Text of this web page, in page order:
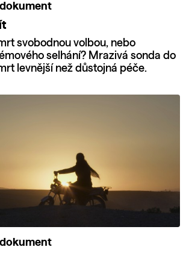
svobodnou volbou, nebo
selhání? Mrazivá sonda do
levnější než důstojná péče.